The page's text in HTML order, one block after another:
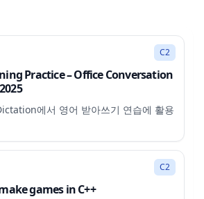
C2
Practice – Office Conversation
에서 영어 받아쓰기 연습에 활용
6:22
C2
games in C++